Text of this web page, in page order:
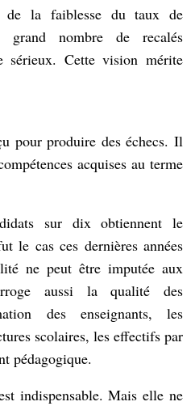
de la faiblesse du taux de
nombre de recalés
sérieux. Cette vision mérite
pour produire des échecs. Il
acquises au terme
sur dix obtiennent le
le cas ces dernières années
ne peut être imputée aux
aussi la qualité des
des enseignants, les
scolaires, les effectifs par
pédagogique.
indispensable. Mais elle ne